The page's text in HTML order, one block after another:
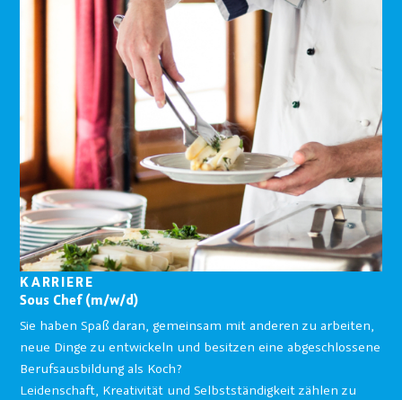
KARRIERE
Sous Chef (m/w/d)
Sie haben Spaß daran, gemeinsam mit anderen zu arbeiten,
neue Dinge zu entwickeln und besitzen eine abgeschlossene
Berufsausbildung als Koch?
Leidenschaft, Kreativität und Selbstständigkeit zählen zu